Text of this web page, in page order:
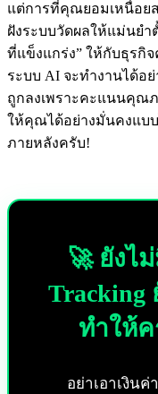
แต่การที่คุณยอมเหนื่อยส
ฝังระบบวัดผลให้แม่นยำ
ที่แข็งแกร่ง” ให้กับธุร
ระบบ AI จะทำงานได้อ
ถูกลงเพราะคะแนนคุณ
ให้คุณได้อย่างมั่นคงแบ
ภายหลังครับ!
🚀 ยังไ
Tracking
ทำให้
อย่าเอาเงิน